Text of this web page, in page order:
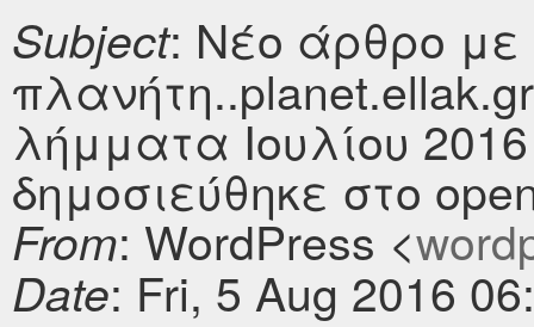
Subject: Νέο άρθρο με
λήμματα Ιουλίου
δημοσιεύθηκε στο
From: WordPress <
Date: Fri, 5 Aug 2016